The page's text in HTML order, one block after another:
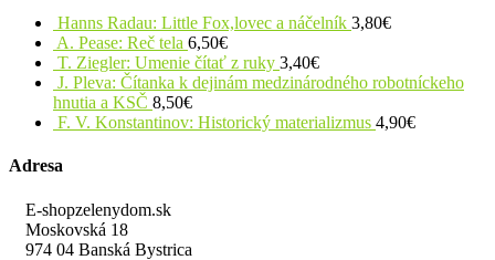
Hanns Radau: Little Fox,lovec a náčelník 3,80€
A. Pease: Reč tela 6,50€
T. Ziegler: Umenie čítať z ruky 3,40€
J. Pleva: Čítanka k dejinám medzinárodného robotníckeho
hnutia a KSČ 8,50€
F. V. Konstantinov: Historický materializmus 4,90€
Adresa
E-shopzelenydom.sk
Moskovská 18
974 04 Banská Bystrica